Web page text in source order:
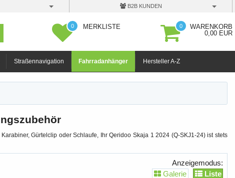
B2B KUNDEN
0 MERKLISTE 0
WARENKORB
0,00 EUR
Straßennavigation Fahrradanhänger Hersteller A-Z
Gürtelclip oder Schlaufe, Ihr Qeridoo Skaja 1 2024 (Q-SKJ1-24) ist stets
Anzeigemodus:
Galerie
Liste